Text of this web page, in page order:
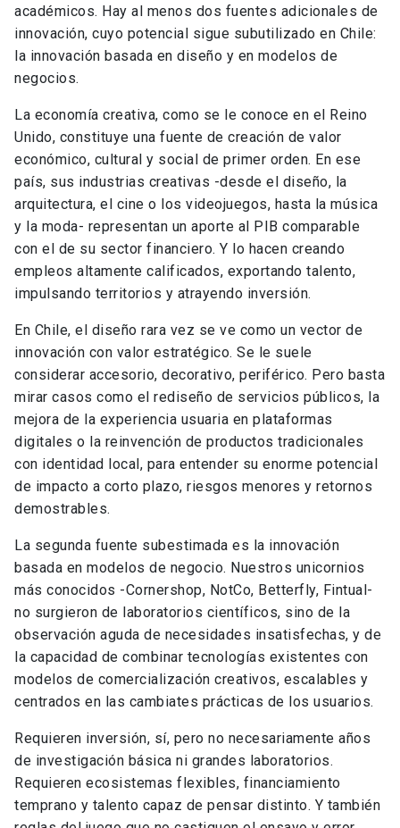
académicos. Hay al menos dos fuentes adicionales de
innovación, cuyo potencial sigue subutilizado en Chile:
la innovación basada en diseño y en modelos de
negocios.
La economía creativa, como se le conoce en el Reino
Unido, constituye una fuente de creación de valor
económico, cultural y social de primer orden. En ese
país, sus industrias creativas -desde el diseño, la
arquitectura, el cine o los videojuegos, hasta la música
y la moda- representan un aporte al PIB comparable
con el de su sector financiero. Y lo hacen creando
empleos altamente calificados, exportando talento,
impulsando territorios y atrayendo inversión.
En Chile, el diseño rara vez se ve como un vector de
innovación con valor estratégico. Se le suele
considerar accesorio, decorativo, periférico. Pero basta
mirar casos como el rediseño de servicios públicos, la
mejora de la experiencia usuaria en plataformas
digitales o la reinvención de productos tradicionales
con identidad local, para entender su enorme potencial
de impacto a corto plazo, riesgos menores y retornos
demostrables.
La segunda fuente subestimada es la innovación
basada en modelos de negocio. Nuestros unicornios
más conocidos -Cornershop, NotCo, Betterfly, Fintual-
no surgieron de laboratorios científicos, sino de la
observación aguda de necesidades insatisfechas, y de
la capacidad de combinar tecnologías existentes con
modelos de comercialización creativos, escalables y
centrados en las cambiates prácticas de los usuarios.
Requieren inversión, sí, pero no necesariamente años
de investigación básica ni grandes laboratorios.
Requieren ecosistemas flexibles, financiamiento
temprano y talento capaz de pensar distinto. Y también